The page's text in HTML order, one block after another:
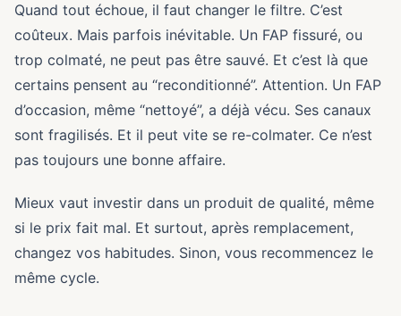
Quand tout échoue, il faut changer le filtre. C’est
coûteux. Mais parfois inévitable. Un FAP fissuré, ou
trop colmaté, ne peut pas être sauvé. Et c’est là que
certains pensent au “reconditionné”. Attention. Un FAP
d’occasion, même “nettoyé”, a déjà vécu. Ses canaux
sont fragilisés. Et il peut vite se re-colmater. Ce n’est
pas toujours une bonne affaire.
Mieux vaut investir dans un produit de qualité, même
si le prix fait mal. Et surtout, après remplacement,
changez vos habitudes. Sinon, vous recommencez le
même cycle.